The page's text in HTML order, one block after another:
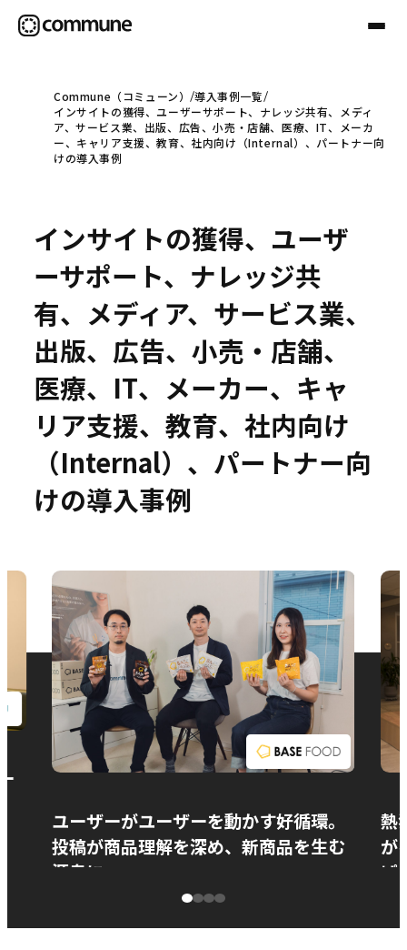
Communeについて
事例
セミナー
お役立ち情報
お問い合わせ
Commune（コミューン）
導入事例一覧
インサイトの獲得、ユーザーサポート、ナレッジ共有、メディ
ア、サービス業、出版、広告、小売・店舗、医療、IT、メーカ
ー、キャリア支援、教育、社内向け（Internal）、パートナー向
けの導入事例
インサイトの獲得、ユーザ
ーサポート、ナレッジ共
有、メディア、サービス業、
出版、広告、小売・店舗、
医療、IT、メーカー、キャ
リア支援、教育、社内向け
（Internal）、パートナー向
けの導入事例
ユーザーがユーザーを動かす好循環。
投稿が商品理解を深め、新商品を生む
源泉に
熱
が
ぱ